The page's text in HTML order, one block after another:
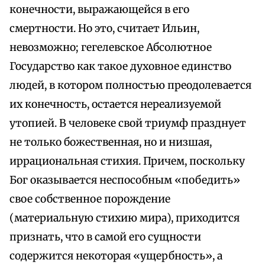
конечности, выражающейся в его
смертности. Но это, считает Ильин,
невозможно; гегелевское Абсолютное
Государство как такое духовное единство
людей, в котором полностью преодолевается
их конечность, остается нереализуемой
утопией. В человеке свой триумф празднует
не только божественная, но и низшая,
иррациональная стихия. Причем, поскольку
Бог оказывается неспособным «победить»
свое собственное порождение
(материальную стихию мира), приходится
признать, что в самой его сущности
содержится некоторая «ущербность», а